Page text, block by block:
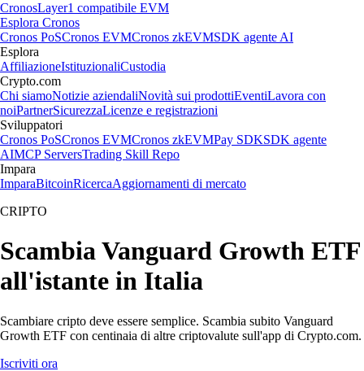
CronosLayer1 compatibile EVM
Esplora Cronos
Cronos PoSCronos EVMCronos zkEVMSDK agente AI
Esplora
AffiliazioneIstituzionaliCustodia
Crypto.com
Chi siamoNotizie aziendaliNovità sui prodottiEventiLavora con
noiPartnerSicurezzaLicenze e registrazioni
Sviluppatori
Cronos PoSCronos EVMCronos zkEVMPay SDKSDK agente
AIMCP ServersTrading Skill Repo
Impara
ImparaBitcoinRicercaAggiornamenti di mercato
CRIPTO
Scambia Vanguard Growth ETF
all'istante in Italia
Scambiare cripto deve essere semplice. Scambia subito Vanguard
Growth ETF con centinaia di altre criptovalute sull'app di Crypto.com.
Iscriviti ora